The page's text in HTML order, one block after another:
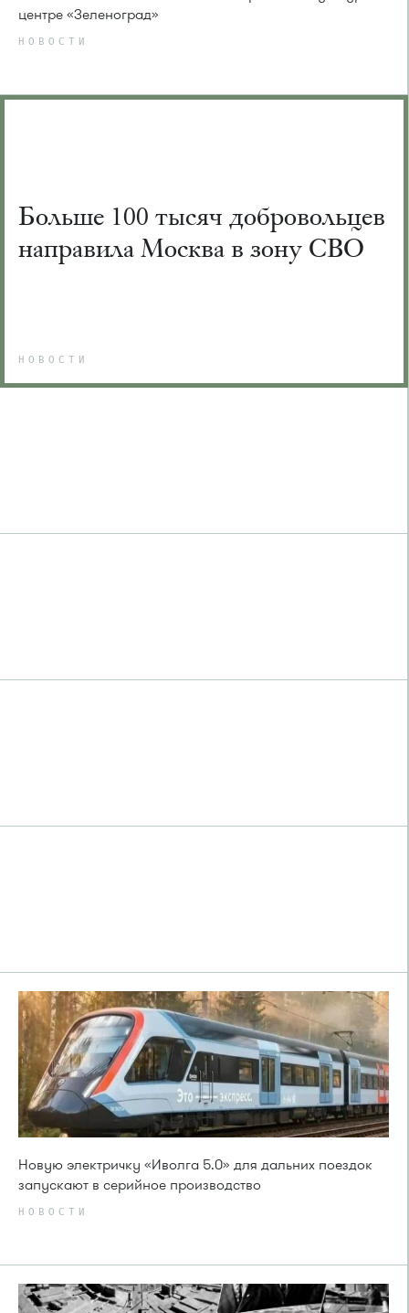
центре «Зеленоград»
НОВОСТИ
Больше 100 тысяч добровольцев
направила Москва в зону СВО
НОВОСТИ
Новую электричку «Иволга 5.0» для дальних поездок
запускают в серийное производство
НОВОСТИ